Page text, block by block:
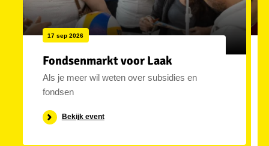
17 sep 2026
Fondsenmarkt voor Laak
Als je meer wil weten over subsidies en
fondsen
Bekijk event